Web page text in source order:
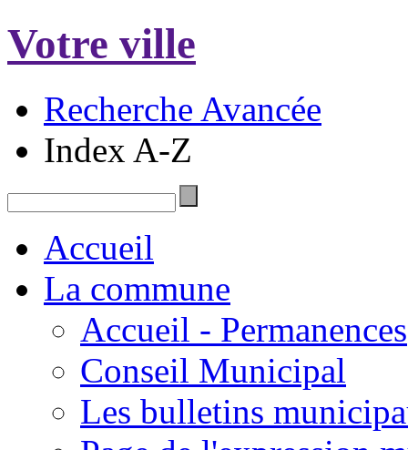
Votre ville
Recherche Avancée
Index A-Z
Accueil
La commune
Accueil - Permanences
Conseil Municipal
Les bulletins